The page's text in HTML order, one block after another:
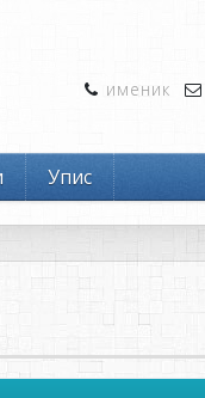
именик
Упис